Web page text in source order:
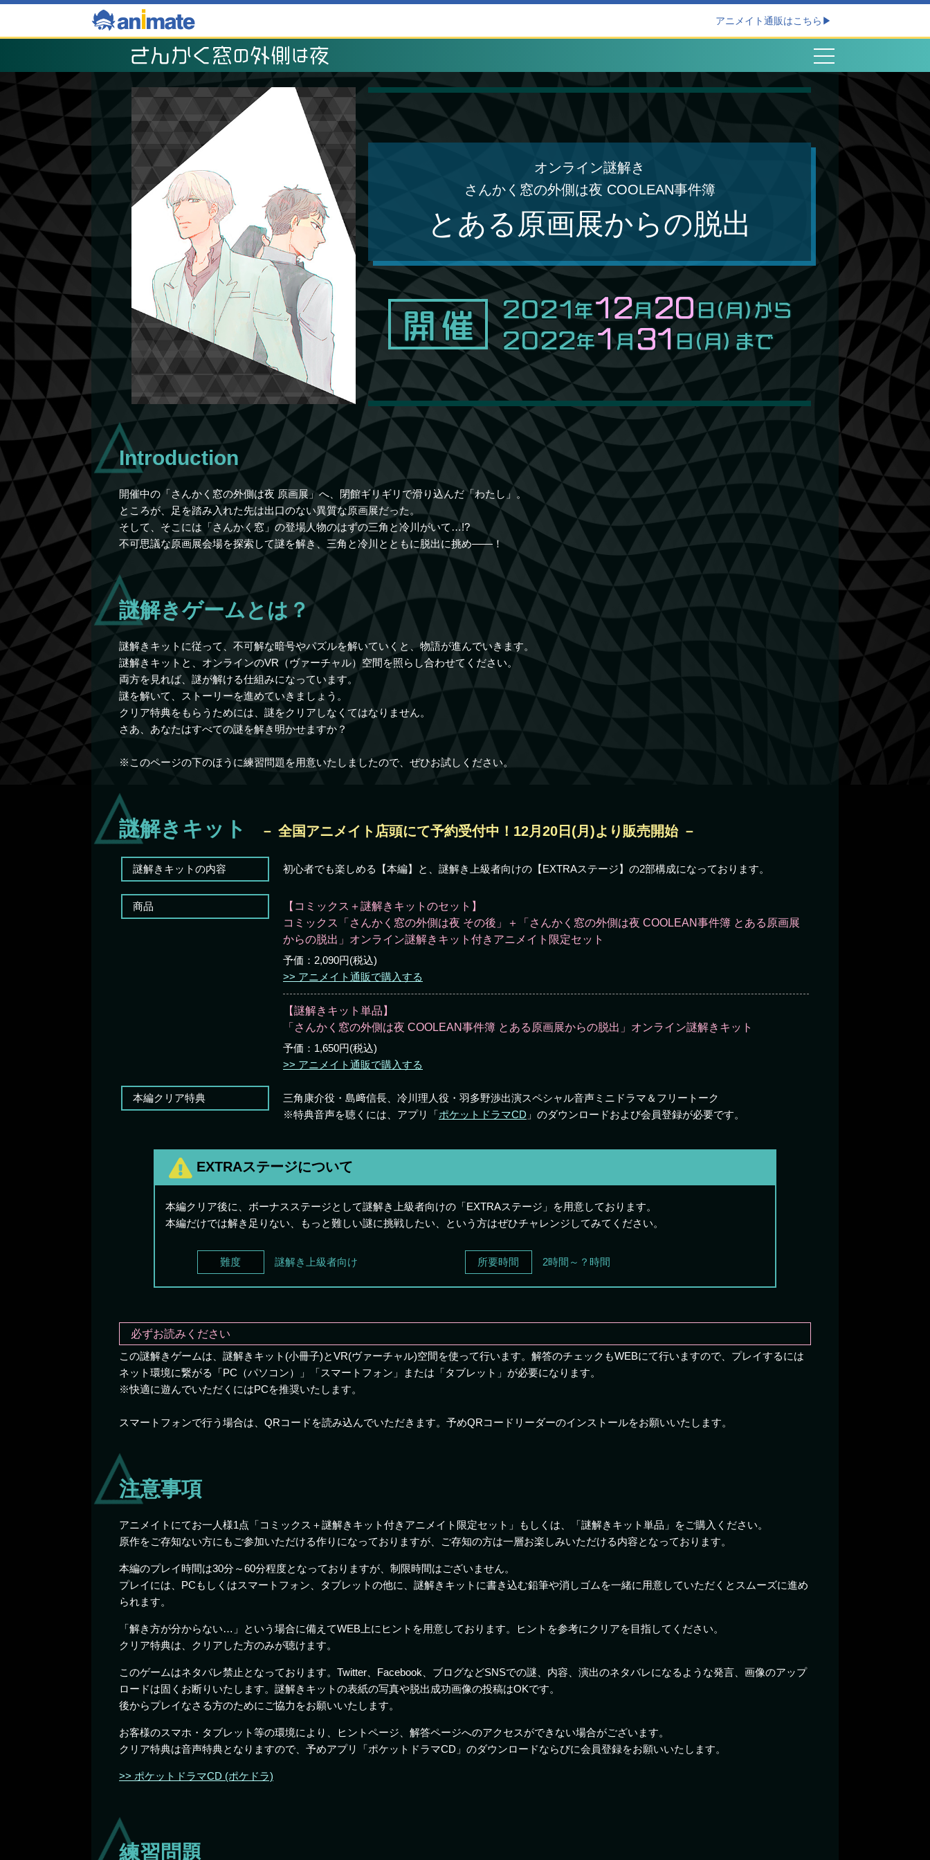
アニメイト通販はこちら ▶
オンライン謎解き
さんかく窓の外側は夜 COOLEAN事件簿
とある原画展からの脱出
Introduction
開催中の「さんかく窓の外側は夜 原画展」へ、閉館ギリギリで滑り込んだ「わたし」。
ところが、足を踏み入れた先は出口のない異質な原画展だった。
そして、そこには「さんかく窓」の登場人物のはずの三角と冷川がいて…!?
不可思議な原画展会場を探索して謎を解き、三角と冷川とともに脱出に挑め――！
謎解きゲームとは？
謎解きキットに従って、不可解な暗号やパズルを解いていくと、物語が進んでいきます。
謎解きキットと、オンラインのVR（ヴァーチャル）空間を照らし合わせてください。
両方を見れば、謎が解ける仕組みになっています。
謎を解いて、ストーリーを進めていきましょう。
クリア特典をもらうためには、謎をクリアしなくてはなりません。
さあ、あなたはすべての謎を解き明かせますか？
※このページの下のほうに練習問題を用意いたしましたので、ぜひお試しください。
謎解きキット － 全国アニメイト店頭にて予約受付中！12月20日(月)より販売開始 －
謎解きキットの内容 初心者でも楽しめる【本編】と、謎解き上級者向けの【EXTRAステージ】の2部構成になっております。
商品
【コミックス＋謎解きキットのセット】
コミックス「さんかく窓の外側は夜 その後」＋「さんかく窓の外側は夜 COOLEAN事件簿 とある原画展
からの脱出」オンライン謎解きキット付きアニメイト限定セット
予価：2,090円(税込)
アニメイト通販で購入する
【謎解きキット単品】
「さんかく窓の外側は夜 COOLEAN事件簿 とある原画展からの脱出」オンライン謎解きキット
予価：1,650円(税込)
アニメイト通販で購入する
本編クリア特典
三角康介役・島﨑信長、冷川理人役・羽多野渉出演スペシャル音声ミニドラマ＆フリートーク
※特典音声を聴くには、アプリ「ポケットドラマCD 」のダウンロードおよび会員登録が必要です。
EXTRAステージについて
本編クリア後に、ボーナスステージとして謎解き上級者向けの「EXTRAステージ」を用意しております。
本編だけでは解き足りない、もっと難しい謎に挑戦したい、という方はぜひチャレンジしてみてください。
難度 謎解き上級者向け 所要時間 2時間～？時間
必ずお読みください
この謎解きゲームは、謎解きキット(小冊子)とVR(ヴァーチャル)空間を使って行います。解答のチェックもWEBにて行いますので、プレイするには
ネット環境に繋がる「PC（パソコン）」「スマートフォン」または「タブレット」が必要になります。
※快適に遊んでいただくにはPCを推奨いたします。
スマートフォンで行う場合は、QRコードを読み込んでいただきます。予めQRコードリーダーのインストールをお願いいたします。
注意事項
アニメイトにてお一人様1点「コミックス＋謎解きキット付きアニメイト限定セット」もしくは、「謎解きキット単品」をご購入ください。
原作をご存知ない方にもご参加いただける作りになっておりますが、ご存知の方は一層お楽しみいただける内容となっております。
本編のプレイ時間は30分～60分程度となっておりますが、制限時間はございません。
プレイには、PCもしくはスマートフォン、タブレットの他に、謎解きキットに書き込む鉛筆や消しゴムを一緒に用意していただくとスムーズに進め
られます。
「解き方が分からない…」という場合に備えてWEB上にヒントを用意しております。ヒントを参考にクリアを目指してください。
クリア特典は、クリアした方のみが聴けます。
このゲームはネタバレ禁止となっております。Twitter、Facebook、ブログなどSNSでの謎、内容、演出のネタバレになるような発言、画像のアップ
ロードは固くお断りいたします。謎解きキットの表紙の写真や脱出成功画像の投稿はOKです。
後からプレイなさる方のためにご協力をお願いいたします。
お客様のスマホ・タブレット等の環境により、ヒントページ、解答ページへのアクセスができない場合がございます。
クリア特典は音声特典となりますので、予めアプリ「ポケットドラマCD」のダウンロードならびに会員登録をお願いいたします。
ポケットドラマCD (ポケドラ)
練習問題